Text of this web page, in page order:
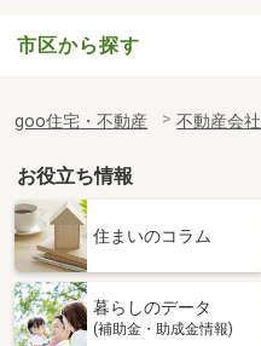
市区から探す
goo住宅・不動産 不動産会社
お役立ち情報
住まいのコラム
暮らしのデータ
(補助金・助成金情報)